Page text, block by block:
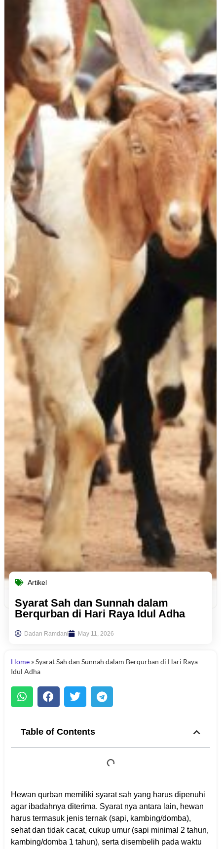
Artikel
Syarat Sah dan Sunnah dalam
Berqurban di Hari Raya Idul Adha
Dadan Ramdani May 11, 2026
Home»Syarat Sah dan Sunnah dalam Berqurban di Hari Raya
Idul Adha
Table of Contents
Hewan qurban memiliki syarat sah yang harus dipenuhi
agar ibadahnya diterima. Syarat nya antara lain, hewan
harus termasuk jenis ternak (sapi, kambing/domba),
sehat dan tidak cacat, cukup umur (sapi minimal 2 tahun,
kambing/domba 1 tahun), serta disembelih pada waktu